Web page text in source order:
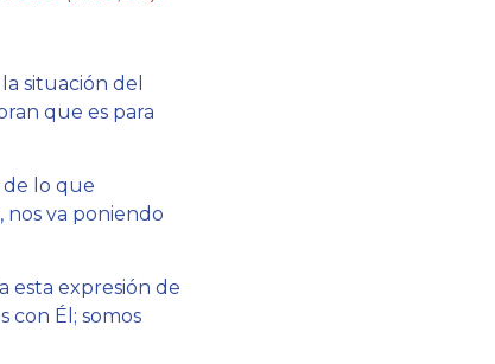
situación del
que es para
de lo que
nos va poniendo
esta expresión de
con Él; somos